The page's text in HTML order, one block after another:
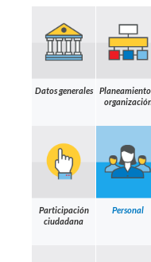
Datos generales
Participación
ciudadana
Personal